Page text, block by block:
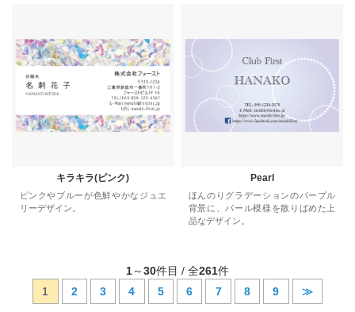
キラキラ(ピンク)
ピンクやブルーが色鮮やかなジュエ
リーデザイン。
Pearl
ほんのりグラデーションのパープル
背景に、パール模様を散りばめた上
品なデザイン。
1～30件目 / 全261件
1
2 3 4 5 6 7 8 9 ≫